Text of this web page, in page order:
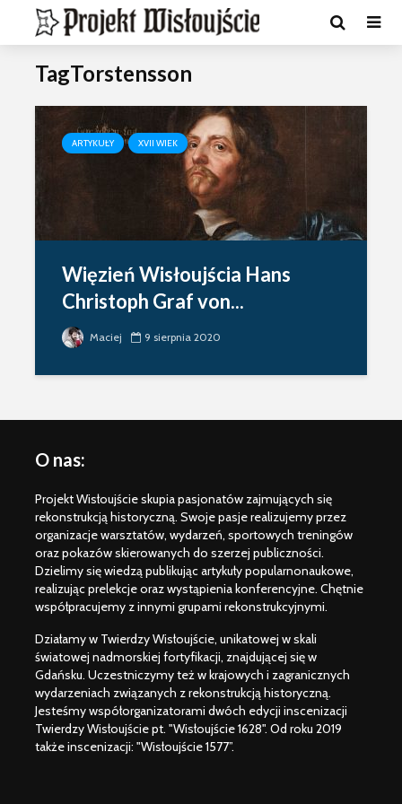
TagTorstensson
ARTYKUŁY XVII WIEK
Więzień Wisłoujścia Hans
Christoph Graf von...
Maciej 9 sierpnia 2020
O nas:
Projekt Wisłoujście skupia pasjonatów zajmujących się
rekonstrukcją historyczną. Swoje pasje realizujemy przez
organizacje warsztatów, wydarzeń, sportowych treningów
oraz pokazów skierowanych do szerzej publiczności.
Dzielimy się wiedzą publikując artykuły popularnonaukowe,
realizując prelekcje oraz wystąpienia konferencyjne. Chętnie
współpracujemy z innymi grupami rekonstrukcyjnymi.
Działamy w Twierdzy Wisłoujście, unikatowej w skali
światowej nadmorskiej fortyfikacji, znajdującej się w
Gdańsku. Uczestniczymy też w krajowych i zagranicznych
wydarzeniach związanych z rekonstrukcją historyczną.
Jesteśmy współorganizatorami dwóch edycji inscenizacji
Twierdzy Wisłoujście pt. "Wisłoujście 1628". Od roku 2019
także inscenizacji: "Wisłoujście 1577”.